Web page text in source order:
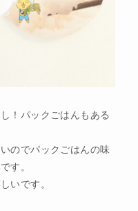
！パックごはんもある
のでパックごはんの味
す。
いです。